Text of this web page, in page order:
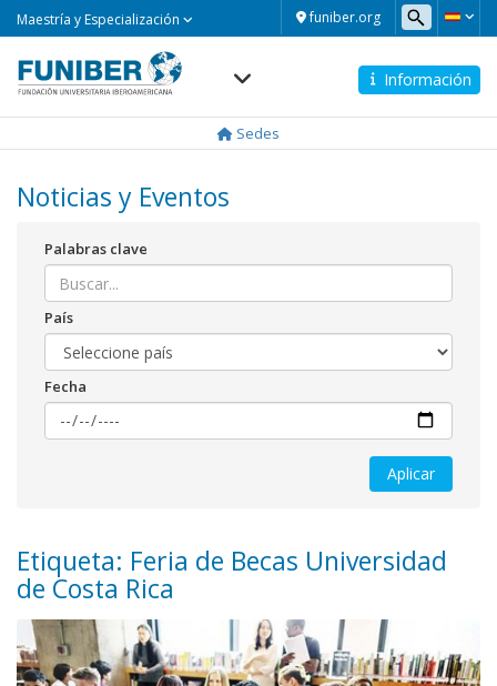
funiber.org
Maestría y Especialización
Información
Sedes
Noticias y Eventos
Palabras clave
País
Fecha
Etiqueta: Feria de Becas Universidad
de Costa Rica